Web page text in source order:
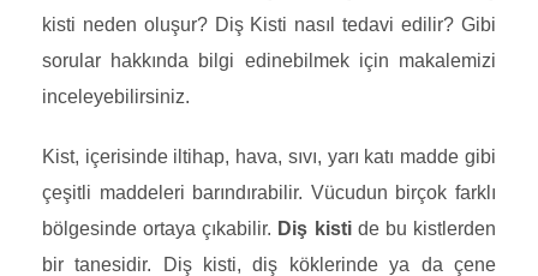
kisti neden oluşur? Diş Kisti nasıl tedavi edilir? Gibi
sorular hakkında bilgi edinebilmek için makalemizi
inceleyebilirsiniz.
Kist, içerisinde iltihap, hava, sıvı, yarı katı madde gibi
çeşitli maddeleri barındırabilir. Vücudun birçok farklı
bölgesinde ortaya çıkabilir. Diş kistide bu kistlerden
bir tanesidir. Diş kisti, diş köklerinde ya da çene